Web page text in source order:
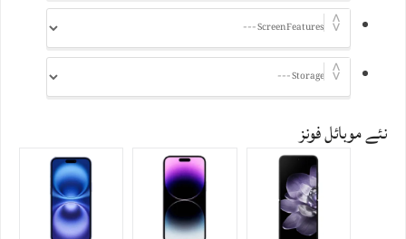
نئے موبائل فونز